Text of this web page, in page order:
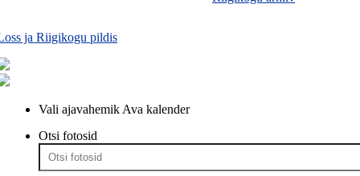
ja Riigikogu pildis
Vali ajavahemik Ava kalender
Otsi fotosid